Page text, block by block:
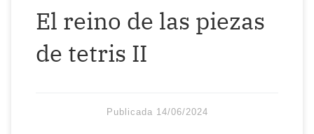
El reino de las piezas
de tetris II
Publicada 14/06/2024